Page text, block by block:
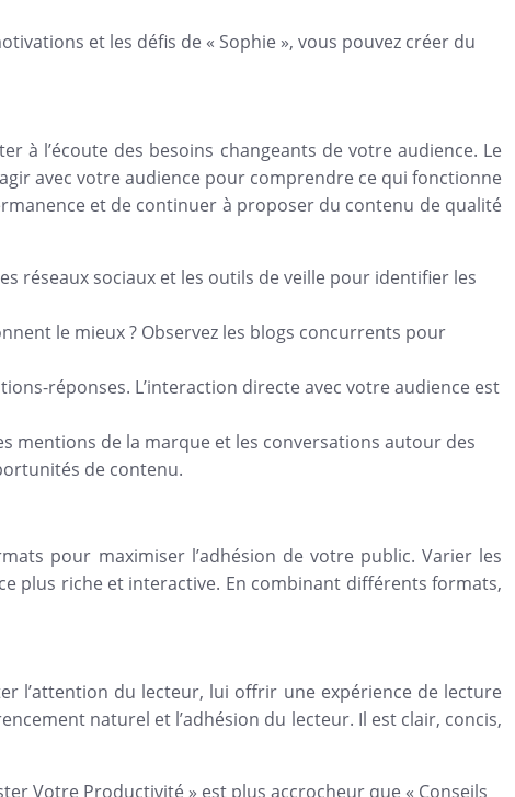
et les défis de « Sophie », vous pouvez créer du
à l’écoute des besoins changeants de votre audience. Le
avec votre audience pour comprendre ce qui fonctionne
et de continuer à proposer du contenu de qualité
réseaux sociaux et les outils de veille pour identifier les
le mieux ? Observez les blogs concurrents pour
réponses. L’interaction directe avec votre audience est
mentions de la marque et les conversations autour des
de contenu.
pour maximiser l’adhésion de votre public. Varier les
plus riche et interactive. En combinant différents formats,
l’attention du lecteur, lui offrir une expérience de lecture
naturel et l’adhésion du lecteur. Il est clair, concis,
Votre Productivité » est plus accrocheur que « Conseils